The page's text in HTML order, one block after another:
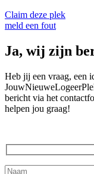
Claim deze plek
meld een fout
Ja, wij zijn
Heb jij een vraag, een
bericht via het
helpen jou graag!